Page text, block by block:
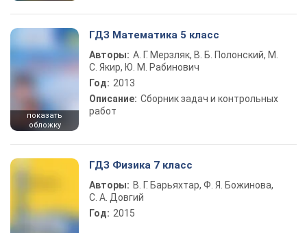
показать
обложку
ГДЗ Математика 5 класс
Авторы: А. Г. Мерзляк, В. Б. Полонский, М.
С. Якир, Ю. М. Рабинович
Год: 2013
Описание: Сборник задач и контрольных
работ
ГДЗ Физика 7 класс
Авторы: В. Г. Барьяхтар, Ф. Я. Божинова,
С. А. Довгий
Год: 2015